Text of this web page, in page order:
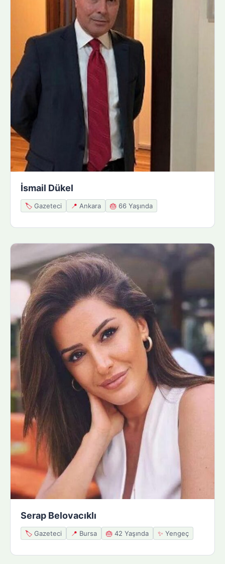
İsmail Dükel
🏷️ Gazeteci 📍 Ankara 🎂 66 Yaşında
Serap Belovacıklı
🏷️ Gazeteci 📍 Bursa 🎂 42 Yaşında ✨ Yengeç